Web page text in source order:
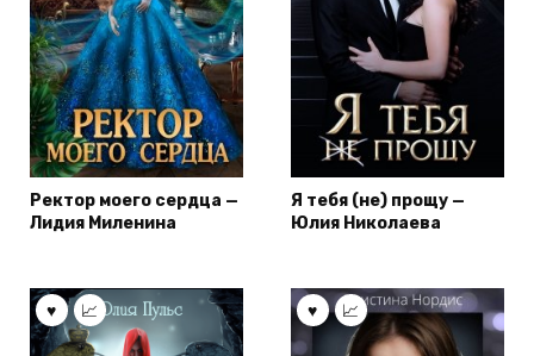
Ректор моего сердца —
Лидия Миленина
Я тебя (не) прощу —
Юлия Николаева